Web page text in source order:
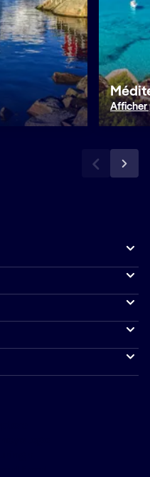
Afficher